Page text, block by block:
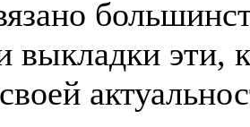
выкладки эти,